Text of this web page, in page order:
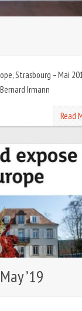
Strasbourg – Mai
Irmann
Read
’19